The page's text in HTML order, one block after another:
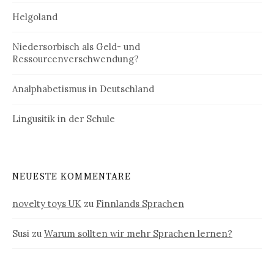
Helgoland
Niedersorbisch als Geld- und
Ressourcenverschwendung?
Analphabetismus in Deutschland
Lingusitik in der Schule
NEUESTE KOMMENTARE
novelty toys UK zu Finnlands Sprachen
Susi zu Warum sollten wir mehr Sprachen lernen?